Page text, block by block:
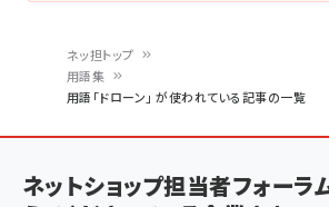
ン
く
ネッ担トップ
用語集
用語「ドローン」 が使われている記事の一覧
ネットショップ担当者フォーラ